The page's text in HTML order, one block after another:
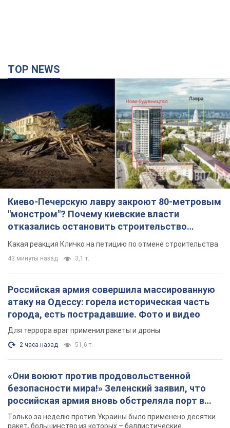
TOP NEWS
Киево-Печерскую лавру закроют 80-метровым
"монстром"? Почему киевские власти
отказались остановить строительство
небоскреба "московского верующего"
Какая реакция Кличко на петицию по отмене строительства
43 минуты назад 3,1 т.
Российская армия совершила массированную
атаку на Одессу: горела историческая часть
города, есть пострадавшие. Фото и видео
Для террора враг применил ракеты и дроны
2 часа назад 51,6 т.
«Они воюют против продовольственной
безопасности мира!» Зеленский заявил, что
российская армия вновь обстреляла порт в
Одессе
Только за неделю против Украины было применено десятки
ракет, большинство из которых – баллистические